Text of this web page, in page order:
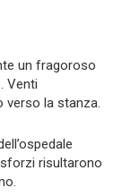
un fragoroso
Venti
verso la stanza.
risultarono